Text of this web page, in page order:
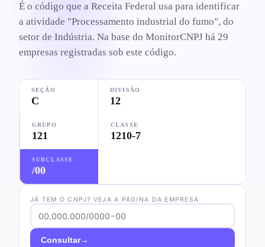
É o código que a Receita Federal usa para identificar
a atividade "Processamento industrial do fumo", do
setor de Indústria. Na base do MonitorCNPJ há 29
empresas registradas sob este código.
SEÇÃO
C
DIVISÃO
12
GRUPO
121
CLASSE
1210-7
SUBCLASSE
/00
JÁ TEM O CNPJ? VEJA A PÁGINA DA EMPRESA
Consultar→